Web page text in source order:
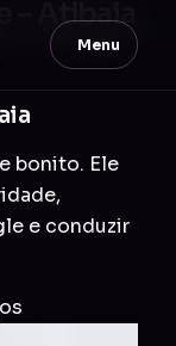
Menu
– Atibaia
bonito. Ele
e conduzir